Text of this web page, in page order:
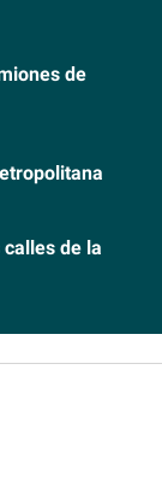
de
de la